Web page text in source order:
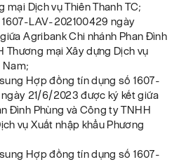
mại Dịch vụ Thiên Thanh TC;
LAV-202100429 ngày
Agribank Chi nhánh Phan Đình
Thương mại Xây dựng Dịch vụ
Nam;
Hợp đồng tín dụng số 1607-
21/6/2023 được ký kết giữa
Đình Phùng và Công ty TNHH
vụ Xuất nhập khẩu Phương
Hợp đồng tín dụng số 1607-